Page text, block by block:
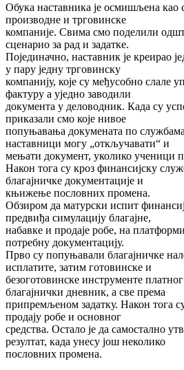
Обука наставника је осмишљена као
производне и трговинске
компаније. Свима смо поделили
сценарио за рад и задатке.
Појединачно, наставник је креирао
у пару једну трговинску
компанију, које су међусобно слале
фактуру а уједно заводили
документа у деловодник. Када су
приказали смо које нивое
попуњавања докумената по
наставници могу „откључавати“ и
мењати документ, уколико ученици
Након тога су кроз финансијску
благајничке документације и
књижење пословних промена.
Обзиром да матурски испит
предвиђа симулацију благајне,
набавке и продаје робе, на
потребну документацију.
Прво су попуњавали благајничке
исплатите, затим готовинске и
безоготовинске инструменте
благајнички дневник, а све према
припремљеном задатку. Након тога
продају робе и основног
средства. Остало је да самостално
резултат, када унесу још неколико
пословних промена.